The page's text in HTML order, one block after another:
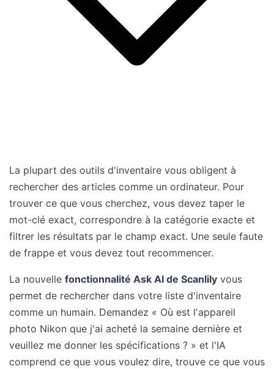
La plupart des outils d'inventaire vous obligent à
rechercher des articles comme un ordinateur. Pour
trouver ce que vous cherchez, vous devez taper le
mot-clé exact, correspondre à la catégorie exacte et
filtrer les résultats par le champ exact. Une seule faute
de frappe et vous devez tout recommencer.
La nouvelle fonctionnalité Ask AI de Scanlily vous
permet de rechercher dans votre liste d'inventaire
comme un humain. Demandez « Où est l'appareil
photo Nikon que j'ai acheté la semaine dernière et
veuillez me donner les spécifications ? » et l'IA
comprend ce que vous voulez dire, trouve ce que vous